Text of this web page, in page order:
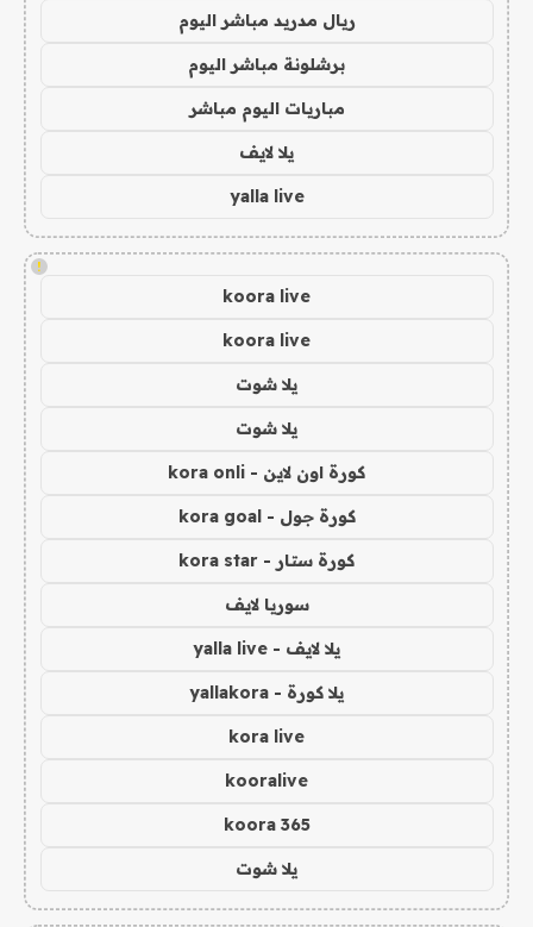
ريال مدريد مباشر اليوم
برشلونة مباشر اليوم
مباريات اليوم مباشر
يلا لايف
yalla live
!
koora live
koora live
يلا شوت
يلا شوت
كورة اون لاين - kora onli
كورة جول - kora goal
كورة ستار - kora star
سوريا لايف
يلا لايف - yalla live
يلا كورة - yallakora
kora live
kooralive
koora 365
يلا شوت